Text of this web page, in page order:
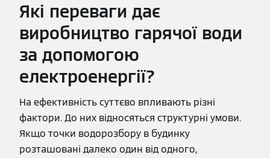
Які переваги дає
виробництво гарячої води
за допомогою
електроенергії?
На ефективність суттєво впливають різні
фактори. До них відносяться структурні умови.
Якщо точки водорозбору в будинку
розташовані далеко один від одного,